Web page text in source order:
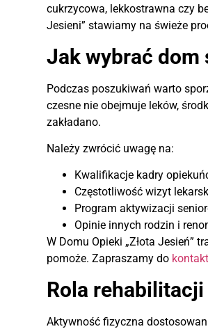
cukrzycowa, lekkostrawna czy
Jesieni” stawiamy na świeże
Jak wybrać dom
Podczas poszukiwań warto
czesne nie obejmuje leków,
zakładano.
Należy zwrócić uwagę na:
Kwalifikacje kadry
Częstotliwość wizyt
Program aktywizacji
Opinie innych rodzin i
W Domu Opieki „Złota Jesień”
pomoże. Zapraszamy do
Rola
Aktywność fizyczna